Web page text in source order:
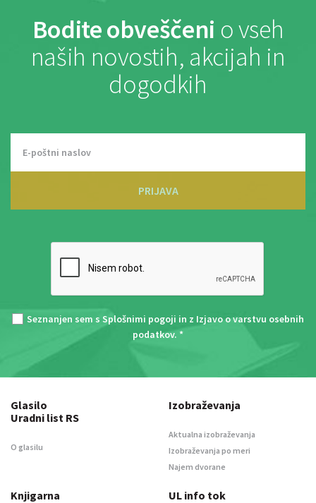
Bodite obveščeni o vseh
naših novostih, akcijah in
dogodkih
PRIJAVA
Seznanjen sem s Splošnimi pogoji in z Izjavo o varstvu osebnih
podatkov. *
Glasilo
Uradni list RS
O glasilu
Izobraževanja
Aktualna izobraževanja
Izobraževanja po meri
Najem dvorane
Knjigarna UL info tok